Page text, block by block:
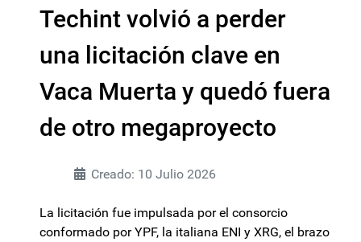
Techint volvió a perder
una licitación clave en
Vaca Muerta y quedó fuera
de otro megaproyecto
Creado: 10 Julio 2026
La licitación fue impulsada por el consorcio
conformado por YPF, la italiana ENI y XRG, el brazo